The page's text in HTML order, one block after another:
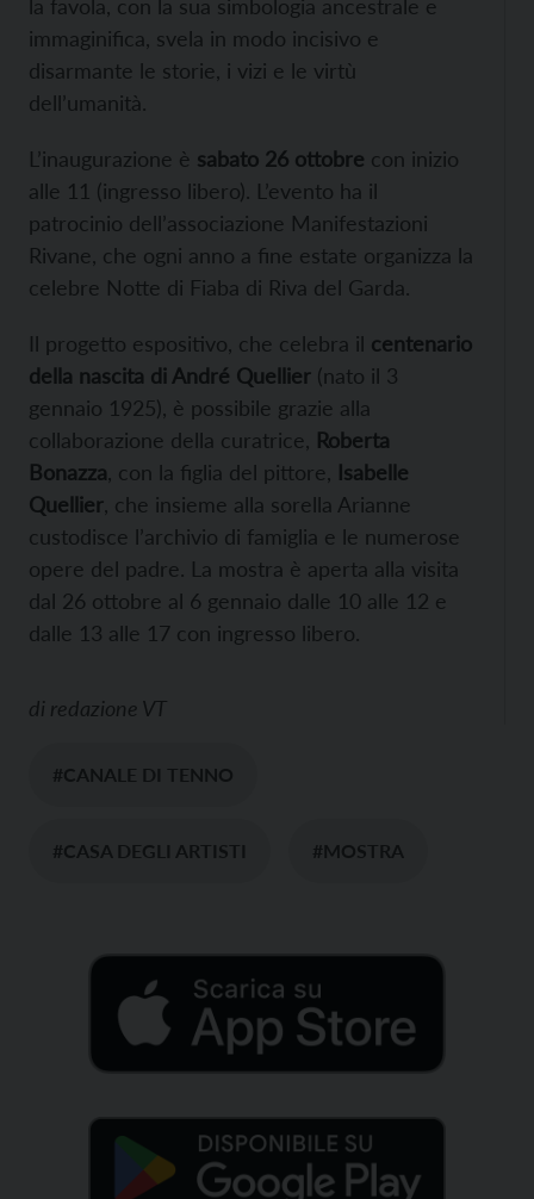
la favola, con la sua simbologia ancestrale e
immaginifica, svela in modo incisivo e
disarmante le storie, i vizi e le virtù
dell’umanità.
L’inaugurazione è sabato 26 ottobre con inizio
alle 11 (ingresso libero). L’evento ha il
patrocinio dell’associazione Manifestazioni
Rivane, che ogni anno a fine estate organizza la
celebre Notte di Fiaba di Riva del Garda.
Il progetto espositivo, che celebra il centenario
della nascita di André Quellier (nato il 3
gennaio 1925), è possibile grazie alla
collaborazione della curatrice, Roberta
Bonazza , con la figlia del pittore, Isabelle
Quellier , che insieme alla sorella Arianne
custodisce l’archivio di famiglia e le numerose
opere del padre. La mostra è aperta alla visita
dal 26 ottobre al 6 gennaio dalle 10 alle 12 e
dalle 13 alle 17 con ingresso libero.
di redazione VT
#CANALE DI TENNO
#CASA DEGLI ARTISTI #MOSTRA